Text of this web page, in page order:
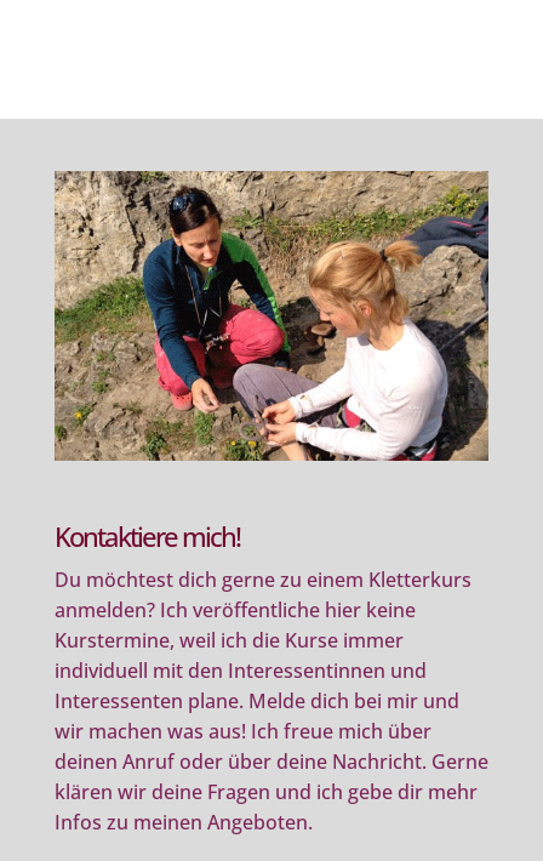
Kontaktiere mich!
Du möchtest dich gerne zu einem Kletterkurs
anmelden? Ich veröffentliche hier keine
Kurstermine, weil ich die Kurse immer
individuell mit den Interessentinnen und
Interessenten plane. Melde dich bei mir und
wir machen was aus! Ich freue mich über
deinen Anruf oder über deine Nachricht. Gerne
klären wir deine Fragen und ich gebe dir mehr
Infos zu meinen Angeboten.